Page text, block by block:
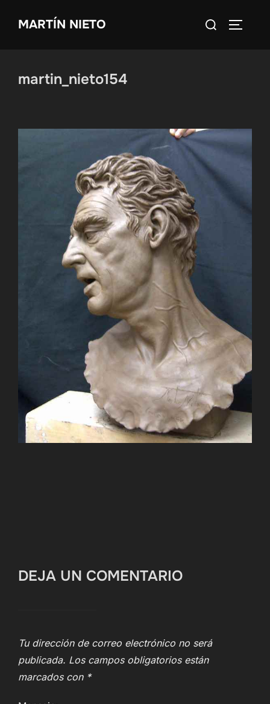
MARTÍN NIETO Buscar:
martin_nieto154
DEJA UN COMENTARIO
Tu dirección de correo electrónico no será
publicada. Los campos obligatorios están
marcados con *